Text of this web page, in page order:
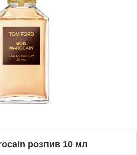
розпив 10 мл